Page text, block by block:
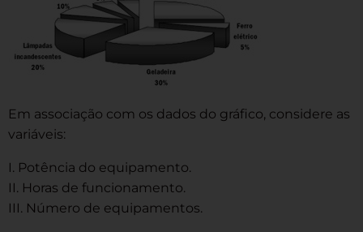
Em associação com os dados do gráfico, considere as
variáveis:
I. Potência do equipamento.
II. Horas de funcionamento.
III. Número de equipamentos.